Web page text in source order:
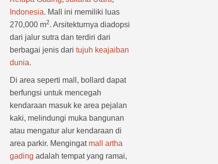
Indonesia. Mall ini memiliki luas
270,000 m2. Arsitekturnya diadopsi
dari jalur sutra dan terdiri dari
berbagai jenis dari tujuh keajaiban
dunia.
Di area seperti mall, bollard dapat
berfungsi untuk mencegah
kendaraan masuk ke area pejalan
kaki, melindungi muka bangunan
atau mengatur alur kendaraan di
area parkir. Mengingat mall artha
gading adalah tempat yang ramai,